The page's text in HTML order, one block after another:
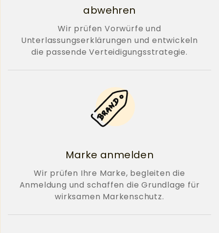
abwehren
Wir prüfen Vorwürfe und
Unterlassungserklärungen und entwickeln
die passende Verteidigungsstrategie.
Marke anmelden
Wir prüfen Ihre Marke, begleiten die
Anmeldung und schaffen die Grundlage für
wirksamen Markenschutz.